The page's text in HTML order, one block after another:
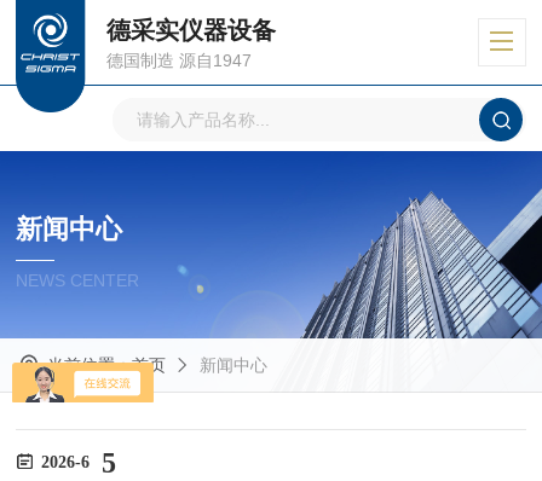
德采实仪器设备
德国制造 源自1947
新闻中心
NEWS CENTER
当前位置：首页 新闻中心
2026-6 5